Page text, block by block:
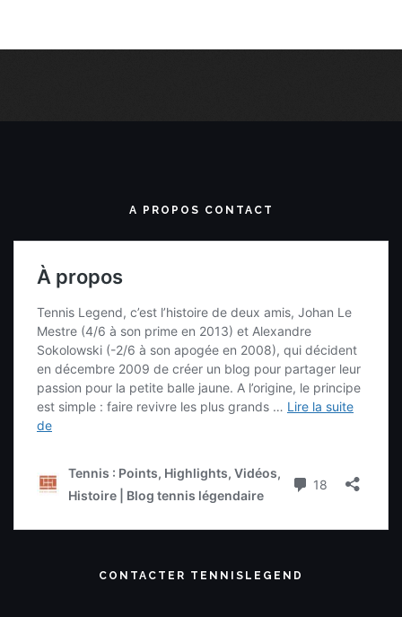
A PROPOS CONTACT
CONTACTER TENNISLEGEND